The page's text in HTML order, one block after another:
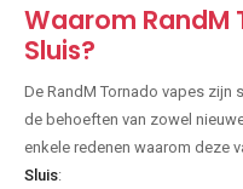
Waarom RandM
Sluis?
De RandM Tornado vapes zijn
de behoeften van zowel
enkele redenen waarom deze
Sluis: